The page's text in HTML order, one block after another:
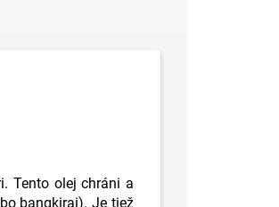
Tento olej chráni a
bangkirai). Je tiež